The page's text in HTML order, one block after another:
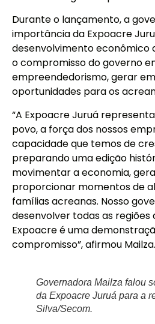
Durante o lançamento, a
importância da Expoacre
desenvolvimento econômico
o compromisso do governo
empreendedorismo, gerar
oportunidades para os
“A Expoacre Juruá
povo, a força dos nossos
capacidade que temos de
preparando uma edição
movimentar a economia,
proporcionar momentos de
famílias acreanas. Nosso
desenvolver todas as regiões
Expoacre é uma
compromisso”, afirmou Mailza.
Governadora Mailza falou
da Expoacre Juruá para a
Silva/Secom.